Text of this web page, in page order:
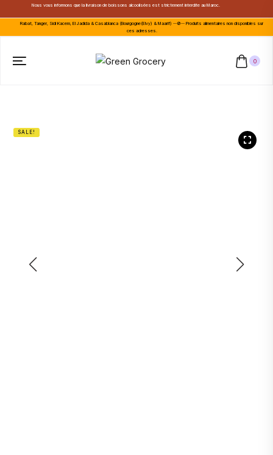
Nous vous informons que la livraison de boissons alcoolisées est strictement interdite au Maroc.
Rabat, Tanger, Sidi Kacem, El Jadida & Casablanca (Bourgogne(Elvy) & Maarif) --🚫-- Produits alimentaires non disponibles sur
ces adresses.
0
SALE!